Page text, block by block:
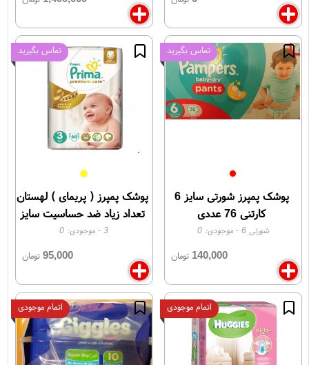
پوشک پمپرز شورتی سایز 6
کارتنی 76 عددی
شورتی 6 - موجودی:0
140,000 تومان
تماس بگیرید
پوشک پمپرز ( پریمای ) لهستان
تعداد زیاد ضد حساسیت سایز
3
3- موجودی: 0
95,000تومان
تماس بگیرید
اتمام موجودی اتمام موجودی